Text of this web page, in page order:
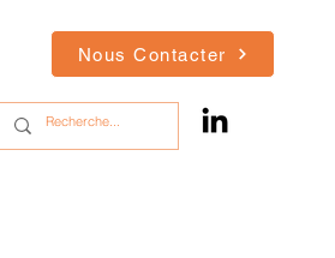
Nous Contacter